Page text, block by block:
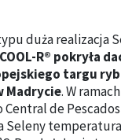
duża realizacja
R® pokryła
targu
Madrycie. W
Central de
Seleny